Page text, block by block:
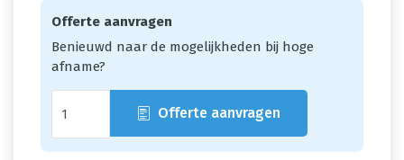
Offerte aanvragen
Benieuwd naar de mogelijkheden bij hoge
afname?
Offerte aanvragen